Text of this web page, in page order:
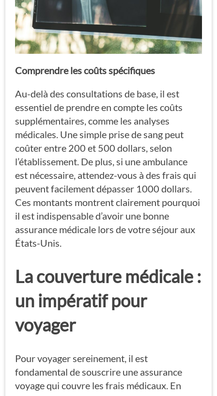
Comprendre les coûts spécifiques
Au-delà des consultations de base, il est
essentiel de prendre en compte les coûts
supplémentaires, comme les analyses
médicales. Une simple prise de sang peut
coûter entre 200 et 500 dollars, selon
l’établissement. De plus, si une ambulance
est nécessaire, attendez-vous à des frais qui
peuvent facilement dépasser 1000 dollars.
Ces montants montrent clairement pourquoi
il est indispensable d’avoir une bonne
assurance médicale lors de votre séjour aux
États-Unis.
La couverture médicale :
un impératif pour
voyager
Pour voyager sereinement, il est
fondamental de souscrire une assurance
voyage qui couvre les frais médicaux. En